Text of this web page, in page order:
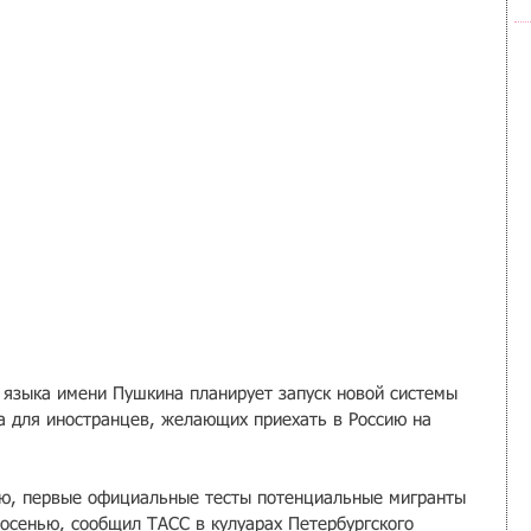
языка имени Пушкина планирует запуск новой системы
для иностранцев, желающих приехать в Россию на
первые официальные тесты потенциальные мигранты
сообщил ТАСС в кулуарах Петербургского